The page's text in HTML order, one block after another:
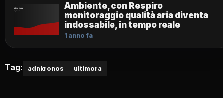
Ambiente, con Respiro
monitoraggio qualità aria diventa
indossabile, in tempo reale
1 anno fa
Tag: adnkronos ultimora